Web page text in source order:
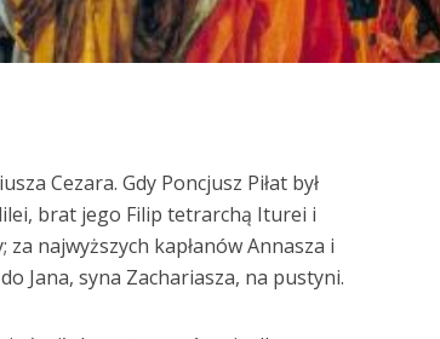
Cezara. Gdy Poncjusz Piłat był
brat jego Filip tetrarchą Iturei i
najwyższych kapłanów Annasza i
Jana, syna Zachariasza, na pustyni.